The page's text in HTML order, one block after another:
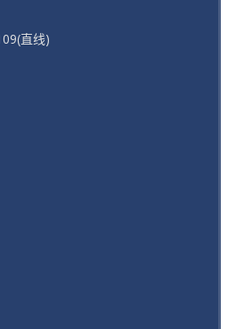
直线)